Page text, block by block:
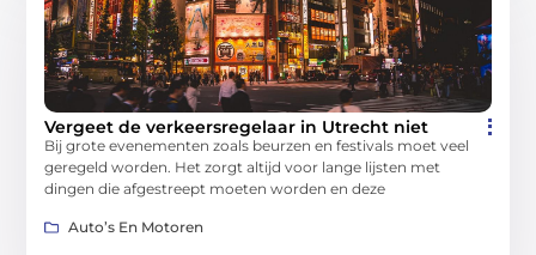
Vergeet de verkeersregelaar in Utrecht niet
Bij grote evenementen zoals beurzen en festivals moet veel
geregeld worden. Het zorgt altijd voor lange lijsten met
dingen die afgestreept moeten worden en deze
Auto’s En Motoren